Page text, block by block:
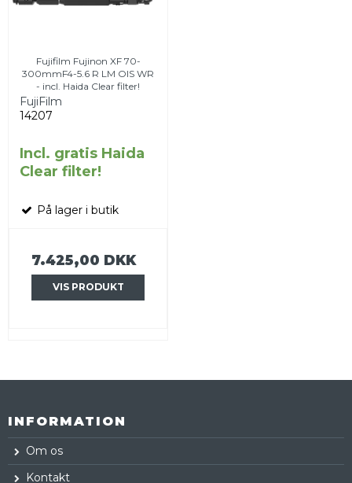
Fujifilm Fujinon XF 70-
300mmF4-5.6 R LM OIS WR
- incl. Haida Clear filter!
FujiFilm
14207
Incl. gratis Haida
Clear filter!
På lager i butik
7.425,00 DKK
VIS PRODUKT
INFORMATION
Om os
Kontakt